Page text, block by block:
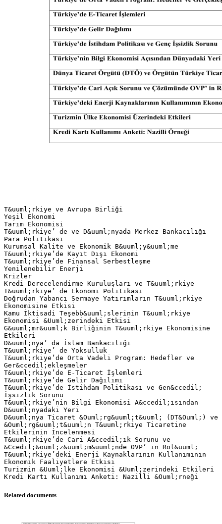
T&uuml;rkiye ve Avrupa Birliği
Yeşil Ekonomi
Tarım Ekonomisi
T&uuml;rkiye’ de ve D&uuml;nyada Merkez Bankacılığı
Para Politikası
Kurumsal Kalite ve Ekonomik B&uuml;y&uuml;me
T&uuml;rkiye’de Kayıt Dışı Ekonomi
T&uuml;rkiye’de Finansal Serbestleşme
Yenilenebilir Enerji
Krizler
Kredi Derecelendirme Kuruluşları ve T&uuml;rkiye
T&uuml;rkiye’ de Ekonomi Politikası
Doğrudan Yabancı Sermaye Yatırımların T&uuml;rkiye
Ekonomisine Etkisi
Kamu İktisadi Teşebb&uuml;slerinin T&uuml;rkiye
Ekonomisi &Uuml;zerindeki Etkisi
G&uuml;mr&uuml;k Birliğinin T&uuml;rkiye Ekonomisine
Etkileri
D&uuml;nya’ da İslam Bankacılığı
T&uuml;rkiye’ de Yoksulluk
T&uuml;rkiye’de Orta Vadeli Program: Hedefler ve
Ger&ccedil;ekleşmeler
T&uuml;rkiye’de E-Ticaret İşlemleri
T&uuml;rkiye’de Gelir Dağılımı
T&uuml;rkiye’de İstihdam Politikası ve Gen&ccedil;
İşsizlik Sorunu
T&uuml;rkiye’nin Bilgi Ekonomisi A&ccedil;ısından
D&uuml;nyadaki Yeri
D&uuml;nya Ticaret &Ouml;rg&uuml;t&uuml; (DT&Ouml;) ve
&Ouml;rg&uuml;t&uuml;n T&uuml;rkiye Ticaretine
Etkilerinin İncelenmesi
T&uuml;rkiye’de Cari A&ccedil;ık Sorunu ve
&Ccedil;&ouml;z&uuml;m&uuml;nde OVP’ in Rol&uuml;
T&uuml;rkiye’deki Enerji Kaynaklarının Kullanımının
Ekonomik Faaliyetlere Etkisi
Turizmin &Uuml;lke Ekonomisi &Uuml;zerindeki Etkileri
Related documents